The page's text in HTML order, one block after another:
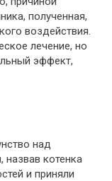
полученная,
воздействия.
лечение, но
эффект,
над
котенка
и приняли